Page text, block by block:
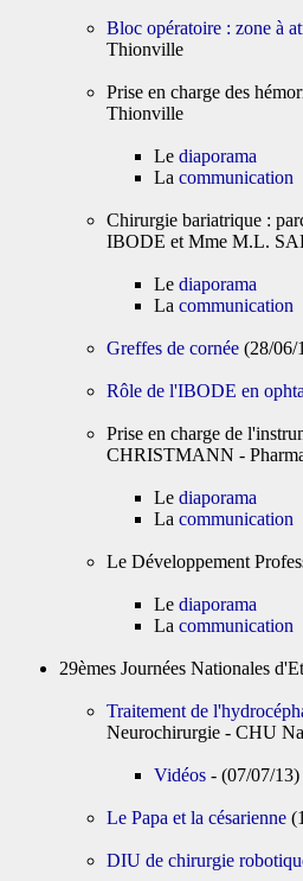
Bloc opératoire : zone à
Thionville
Prise en charge des
Thionville
Le diaporama
La communication
Chirurgie bariatrique :
IBODE et Mme M.L.
Le diaporama
La communication
Greffes de cornée (28/06/
Rôle de l'IBODE en
Prise en charge de
CHRISTMANN -
Le diaporama
La communication
Le Développement
Le diaporama
La communication
29èmes Journées Nationales
Traitement de
Neurochirurgie - CHU
Vidéos - (07/07/13)
Le Papa et la césarienne
DIU de chirurgie